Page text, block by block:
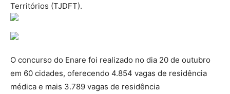
Territórios (TJDFT).
O concurso do Enare foi realizado no dia 20 de outubro
em 60 cidades, oferecendo 4.854 vagas de residência
médica e mais 3.789 vagas de residência